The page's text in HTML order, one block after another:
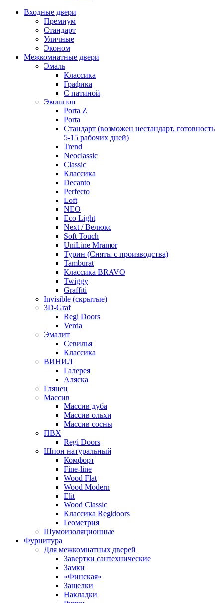
Входные двери
Премиум
Стандарт
Уличные
Эконом
Межкомнатные двери
Эмаль
Классика
Графика
С патиной
Экошпон
Porta Z
Porta
Стандарт (возможен нестандарт, готовность
5-15 рабочих дней)
Trend
Neoclassic
Classic
Классика
Decanto
Perfecto
Loft
NEO
Eco Light
Next / Велюкс
Soft Touch
UniLine Mramor
Турин (Сняты с производства)
Tamburat
Классика BRAVO
Twiggy
Graffiti
Invisible (скрытые)
3D-Graf
Regi Doors
Verda
Эмалит
Севилья
Классика
ВИНИЛ
Галерея
Аляска
Глянец
Массив
Массив дуба
Массив ольхи
Массив сосны
ПВХ
Regi Doors
Шпон натуральный
Комфорт
Fine-line
Wood Flat
Wood Modern
Elit
Wood Classic
Классика Regidoors
Геометрия
Шумоизоляционные
Фурнитура
Для межкомнатных дверей
Завертки сантехнические
Замки
«Финская»
Защелки
Накладки